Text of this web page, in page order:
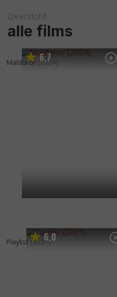
Overzicht
alle films
6,7
Maldoror (2024)
6,0
Playlist (2021)